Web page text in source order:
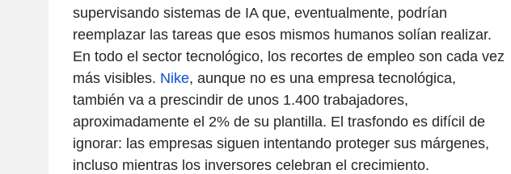
supervisando sistemas de IA que, eventualmente, podrían
reemplazar las tareas que esos mismos humanos solían realizar.
En todo el sector tecnológico, los recortes de empleo son cada vez
más visibles. Nike, aunque no es una empresa tecnológica,
también va a prescindir de unos 1.400 trabajadores,
aproximadamente el 2% de su plantilla. El trasfondo es difícil de
ignorar: las empresas siguen intentando proteger sus márgenes,
incluso mientras los inversores celebran el crecimiento.